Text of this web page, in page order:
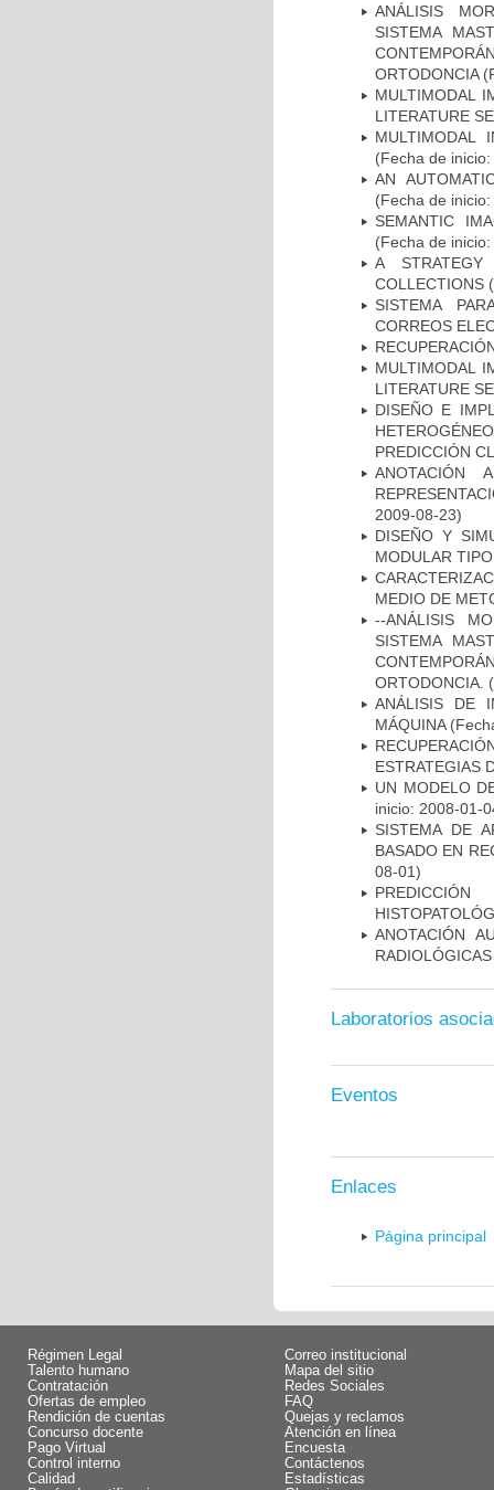
ANÁLISIS
SISTEMA
ORTODONCIA
MULTIMODAL
LITERATURE
MULTIMODAL
(Fecha de
AN
(Fecha de
SEMANTIC
(Fecha de
A STRATEGY
COLLECTIONS
SISTEMA
CORREOS
MULTIMODAL
LITERATURE
DISEÑO E
PREDICCIÓN
ANOTACIÓN
2009-08-23)
DISEÑO Y
MODULAR
MEDIO DE
--ANÁLISIS
SISTEMA
ORTODONCIA.
ANÁLISIS DE
MÁQUINA
ESTRATEGIAS
UN MODELO
inicio: 2008-01-
SISTEMA DE
BASADO EN
08-01)
ANOTACIÓN
Laboratorios
Eventos
Enlaces
Página principal
Régimen Legal
Talento humano
Contratación
Ofertas de empleo
Rendición de cuentas
Concurso docente
Pago Virtual
Control interno
Calidad
Correo institucional
Mapa del sitio
Redes Sociales
FAQ
Quejas y reclamos
Atención en línea
Encuesta
Contáctenos
Estadísticas